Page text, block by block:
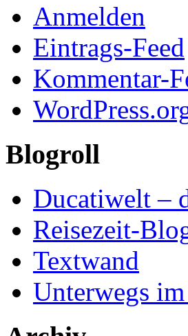
Anmelden
Eintrags-Feed
Kommentar-
Blogroll
Ducatiwelt –
Reisezeit-
Textwand
Unterwegs